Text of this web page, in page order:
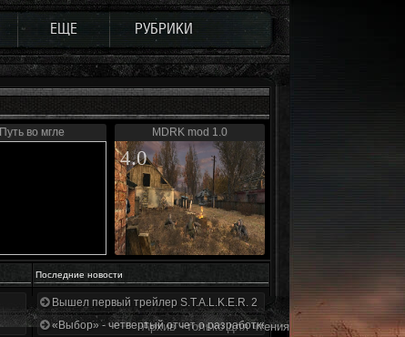
ЕЩЕ РУБРИКИ
Путь во мгле MDRK mod 1.0
4.0
Последние новости
Вышел первый трейлер S.T.A.L.K.E.R. 2
«Выбор» - четвертый отчет о разработке!
Архив - только для чтения